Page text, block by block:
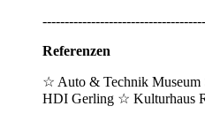
Referenzen
☆ Auto & Technik Museum
HDI Gerling ☆ Kulturhaus